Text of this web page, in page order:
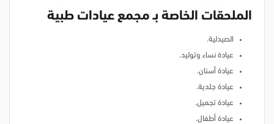
الملحقات الخاصة بـ مجمع عيادات طبية
الصيدلية.
عيادة نساء وتوليد.
عيادة أسنان.
عيادة جلدية.
عيادة تجميل.
عيادة أطفال.